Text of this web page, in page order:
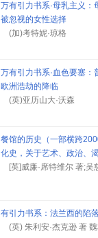
万有引力书系·母乳主义：
被忽视的女性选择
(加)考特妮·琼格
万有引力书系·血色要塞：
欧洲浩劫的降临
(英)亚历山大·沃森
餐馆的历史（一部横跨
化史，关于艺术、政治、
[英]威廉·席特维尔 著;吴
有引力书系：法兰西的陷
(英) 朱利安·杰克逊 著